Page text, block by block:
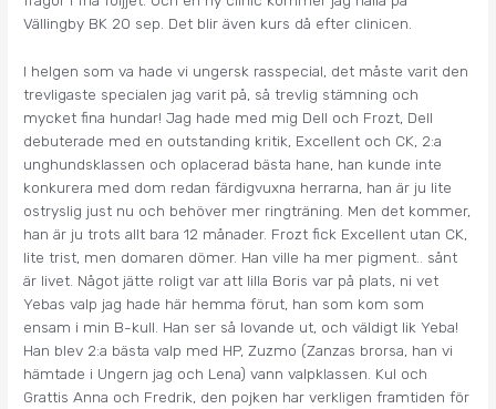
Vällingby BK 20 sep. Det blir även kurs då efter clinicen.
I helgen som va hade vi ungersk rasspecial, det måste varit den
trevligaste specialen jag varit på, så trevlig stämning och
mycket fina hundar! Jag hade med mig Dell och Frozt, Dell
debuterade med en outstanding kritik, Excellent och CK, 2:a
unghundsklassen och oplacerad bästa hane, han kunde inte
konkurera med dom redan färdigvuxna herrarna, han är ju lite
ostryslig just nu och behöver mer ringträning. Men det kommer,
han är ju trots allt bara 12 månader. Frozt fick Excellent utan CK,
lite trist, men domaren dömer. Han ville ha mer pigment.. sånt
är livet. Något jätte roligt var att lilla Boris var på plats, ni vet
Yebas valp jag hade här hemma förut, han som kom som
ensam i min B-kull. Han ser så lovande ut, och väldigt lik Yeba!
Han blev 2:a bästa valp med HP, Zuzmo (Zanzas brorsa, han vi
hämtade i Ungern jag och Lena) vann valpklassen. Kul och
Grattis Anna och Fredrik, den pojken har verkligen framtiden för